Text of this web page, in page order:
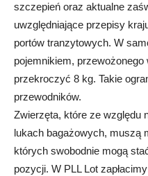
szczepień oraz aktualne
uwzględniające przepisy
portów tranzytowych. W
pojemnikiem,
przekroczyć 8 kg. Takie
przewodników.
Zwierzęta, które ze względu
lukach bagażowych, muszą
których swobodnie mogą
pozycji. W PLL Lot